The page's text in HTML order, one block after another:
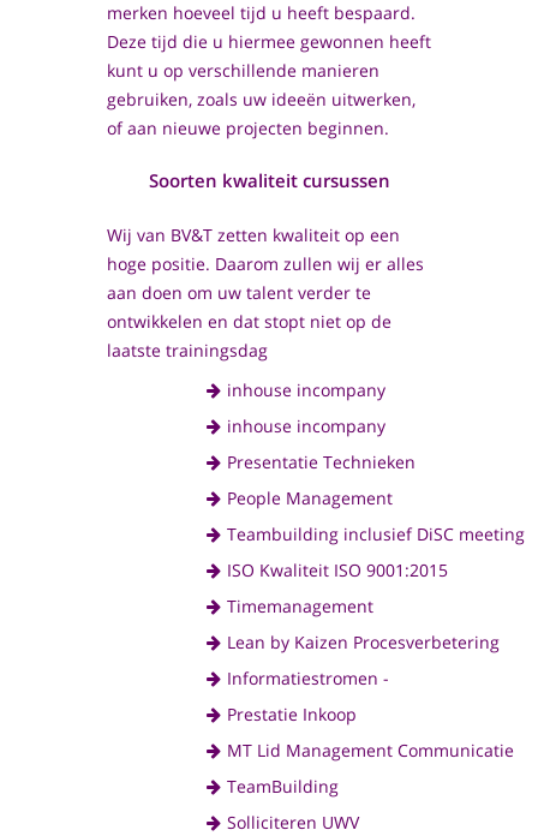
merken hoeveel tijd u heeft bespaard.
Deze tijd die u hiermee gewonnen heeft
kunt u op verschillende manieren
gebruiken, zoals uw ideeën uitwerken,
of aan nieuwe projecten beginnen.
Soorten kwaliteit cursussen
Wij van BV&T zetten kwaliteit op een
hoge positie. Daarom zullen wij er alles
aan doen om uw talent verder te
ontwikkelen en dat stopt niet op de
laatste trainingsdag
inhouse incompany
inhouse incompany
Presentatie Technieken
People Management
Teambuilding inclusief DiSC meeting
ISO Kwaliteit ISO 9001:2015
Timemanagement
Lean by Kaizen Procesverbetering
Informatiestromen -
Prestatie Inkoop
MT Lid Management Communicatie
TeamBuilding
Solliciteren UWV